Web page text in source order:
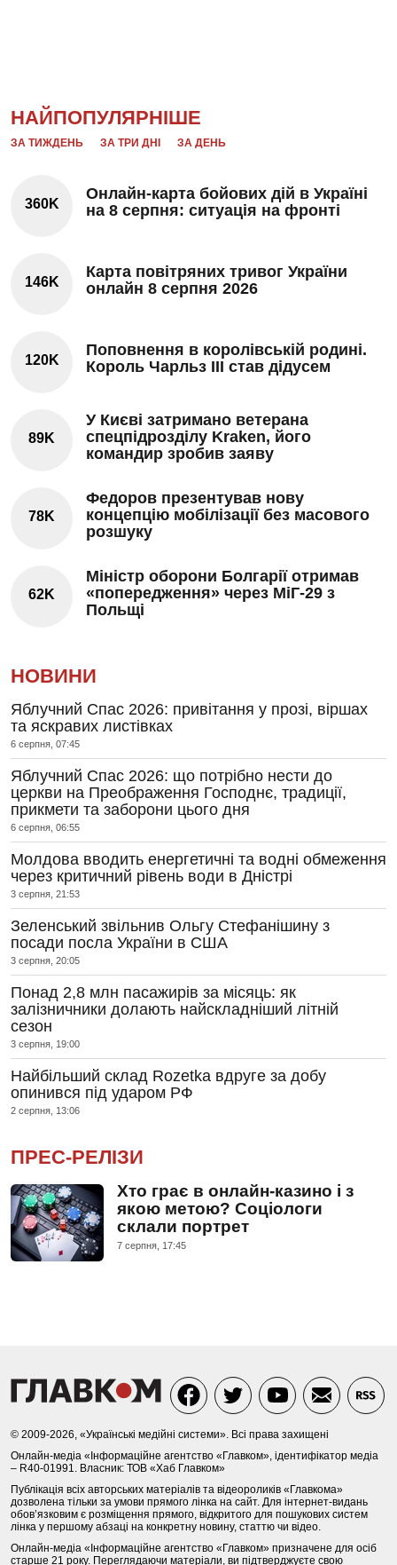
НАЙПОПУЛЯРНІШЕ
ЗА ТИЖДЕНЬ ЗА ТРИ ДНІ ЗА ДЕНЬ
360K
Онлайн-карта бойових дій в Україні
на 8 серпня: ситуація на фронті
146K
Карта повітряних тривог України
онлайн 8 серпня 2026
120K
Поповнення в королівській родині.
Король Чарльз III став дідусем
89K
У Києві затримано ветерана
спецпідрозділу Kraken, його
командир зробив заяву
78K
Федоров презентував нову
концепцію мобілізації без масового
розшуку
62K
Міністр оборони Болгарії отримав
«попередження» через МіГ-29 з
Польщі
НОВИНИ
Яблучний Спас 2026: привітання у прозі, віршах
та яскравих листівках
6 серпня, 07:45
Яблучний Спас 2026: що потрібно нести до
церкви на Преображення Господнє, традиції,
прикмети та заборони цього дня
6 серпня, 06:55
Молдова вводить енергетичні та водні обмеження
через критичний рівень води в Дністрі
3 серпня, 21:53
Зеленський звільнив Ольгу Стефанішину з
посади посла України в США
3 серпня, 20:05
Понад 2,8 млн пасажирів за місяць: як
залізничники долають найскладніший літній
сезон
3 серпня, 19:00
Найбільший склад Rozetka вдруге за добу
опинився під ударом РФ
2 серпня, 13:06
ПРЕС-РЕЛІЗИ
Хто грає в онлайн-казино і з
якою метою? Соціологи
склали портрет
7 серпня, 17:45
© 2009-2026, «Українські медійні системи». Всі права захищені
Онлайн-медіа «Інформаційне агентство «Главком», ідентифікатор медіа
– R40-01991. Власник: ТОВ «Хаб Главком»
Публікація всіх авторських матеріалів та відеороликів «Главкома»
дозволена тільки за умови прямого лінка на сайт. Для інтернет-видань
обов’язковим є розміщення прямого, відкритого для пошукових систем
лінка у першому абзаці на конкретну новину, статтю чи відео.
Онлайн-медіа «Інформаційне агентство «Главком» призначене для осіб
старше 21 року. Переглядаючи матеріали, ви підтверджуєте свою